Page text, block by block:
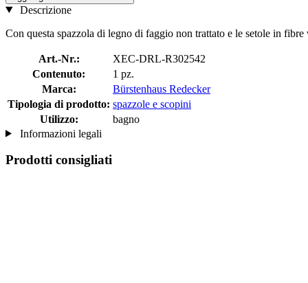
Descrizione
Con questa spazzola di legno di faggio non trattato e le setole in
Art.-Nr.:
XEC-DRL-R302542
Contenuto:
1 pz.
Marca:
Bürstenhaus Redecker
Tipologia di prodotto: spazzole e scopini
Utilizzo:
bagno
Informazioni legali
Prodotti consigliati